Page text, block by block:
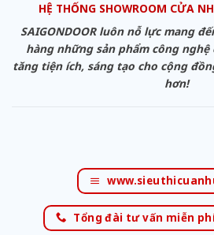
HỆ THỐNG SHOWROOM CỬA
SAIGONDOOR luôn nỗ lực mang
hàng những sản phẩm công nghệ
tăng tiện ích, sáng tạo cho cộng
hơn!
Tổng đài tư vấn miễn